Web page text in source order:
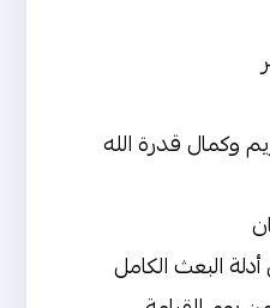
وكمال قدرة الله
البعث الكامل